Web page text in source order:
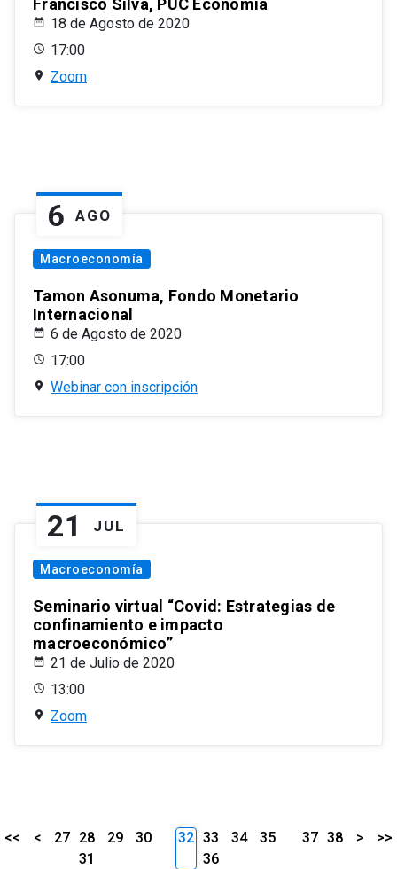
Francisco Silva, PUC Economía
18 de Agosto de 2020
17:00
Zoom
6 AGO
Macroeconomía
Tamon Asonuma, Fondo Monetario
Internacional
6 de Agosto de 2020
17:00
Webinar con inscripción
21 JUL
Macroeconomía
Seminario virtual “Covid: Estrategias de
confinamiento e impacto
macroeconómico”
21 de Julio de 2020
13:00
Zoom
<< < 27 28 29
30
31
32 33 34
35
36
37 38 > >>